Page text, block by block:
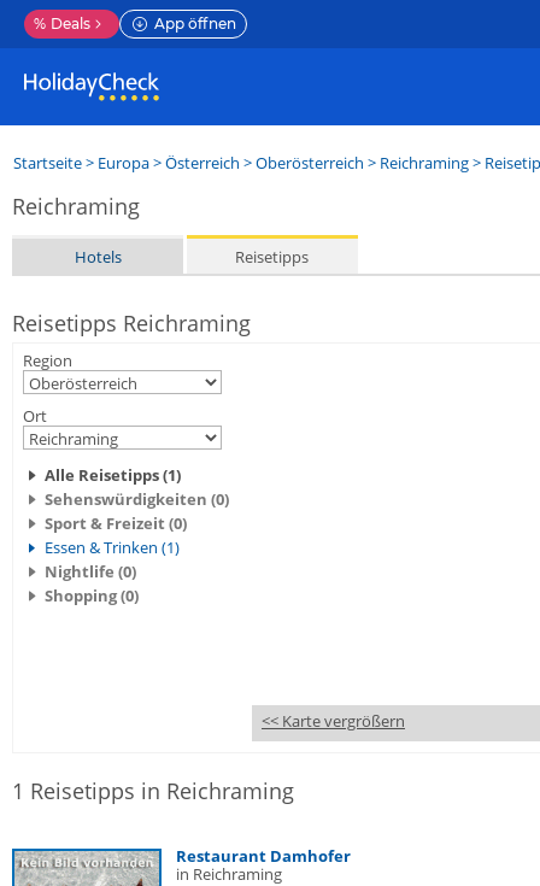
% Deals App öffnen
Startseite> Europa>Österreich >Oberösterreich > Reichraming>
Reichraming
Hotels Reisetipps
Reisetipps Reichraming
Region
Ort
Alle Reisetipps (1)
Sehenswürdigkeiten (0)
Sport & Freizeit (0)
Essen & Trinken (1)
Nightlife (0)
Shopping (0)
<< Karte vergrößern
1 Reisetipps in Reichraming
Restaurant Damhofer
in Reichraming